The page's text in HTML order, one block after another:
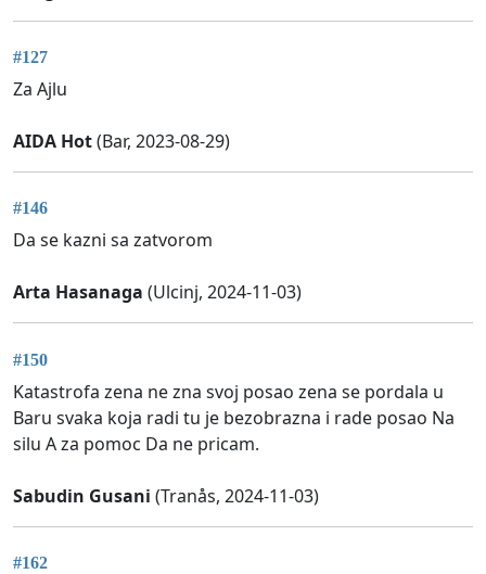
#127
Za Ajlu
AIDA Hot(Bar, 2023-08-29)
#146
Da se kazni sa zatvorom
Arta Hasanaga (Ulcinj, 2024-11-03)
#150
Katastrofa zena ne zna svoj posao zena se pordala u
Baru svaka koja radi tu je bezobrazna i rade posao Na
silu A za pomoc Da ne pricam.
Sabudin Gusani (Tranås, 2024-11-03)
#162